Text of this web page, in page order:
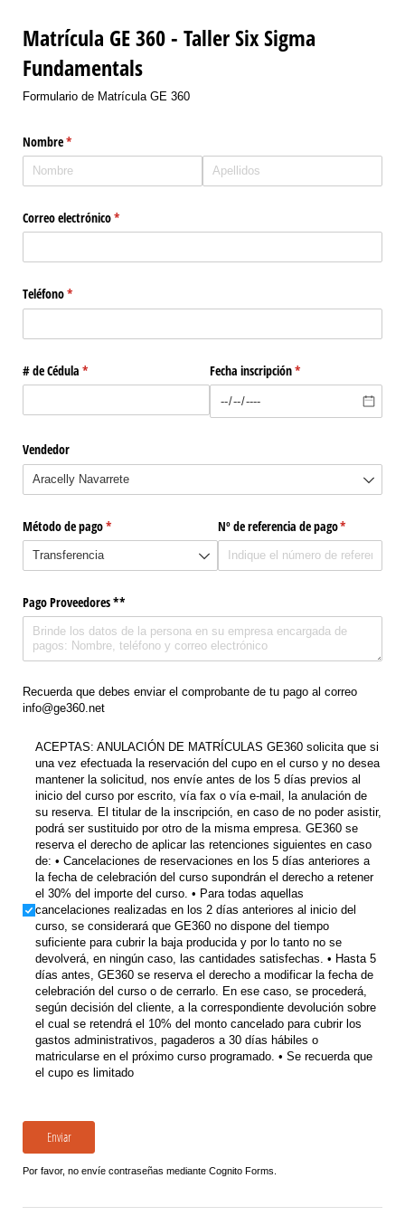
Matrícula GE 360 - Taller Six Sigma
Fundamentals
Formulario de Matrícula GE 360
Nombre*
(necesario)
Correo electrónico*
(necesario)
Teléfono*
(necesario)
# de Cédula *
(necesario) Fecha inscripción*
(necesario)
Vendedor
Método de pago*
(necesario) Nº de referencia de pago*
(necesario)
Pago Proveedores **
Recuerda que debes enviar el comprobante de tu pago al correo
info@ge360.net
ACEPTAS: ANULACIÓN DE MATRÍCULAS GE360 solicita que si una vez
ACEPTAS: ANULACIÓN DE MATRÍCULAS GE360 solicita que si
una vez efectuada la reservación del cupo en el curso y no desea
mantener la solicitud, nos envíe antes de los 5 días previos al
inicio del curso por escrito, vía fax o vía e-mail, la anulación de
su reserva. El titular de la inscripción, en caso de no poder asistir,
podrá ser sustituido por otro de la misma empresa. GE360 se
reserva el derecho de aplicar las retenciones siguientes en caso
de: • Cancelaciones de reservaciones en los 5 días anteriores a
la fecha de celebración del curso supondrán el derecho a retener
el 30% del importe del curso. • Para todas aquellas
cancelaciones realizadas en los 2 días anteriores al inicio del
curso, se considerará que GE360 no dispone del tiempo
suficiente para cubrir la baja producida y por lo tanto no se
devolverá, en ningún caso, las cantidades satisfechas. • Hasta 5
días antes, GE360 se reserva el derecho a modificar la fecha de
celebración del curso o de cerrarlo. En ese caso, se procederá,
según decisión del cliente, a la correspondiente devolución sobre
el cual se retendrá el 10% del monto cancelado para cubrir los
gastos administrativos, pagaderos a 30 días hábiles o
matricularse en el próximo curso programado. • Se recuerda que
el cupo es limitado
Enviar
Por favor, no envíe contraseñas mediante Cognito Forms.